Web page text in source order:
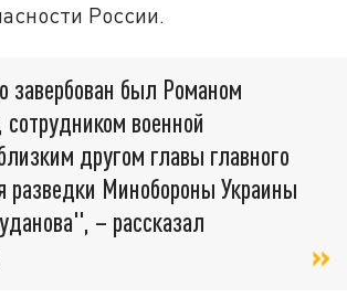
России.
завербован был Романом
военной
другом главы главного
разведки Минобороны Украины
– рассказал